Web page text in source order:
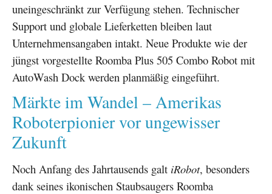
uneingeschränkt zur Verfügung stehen. Technischer
Support und globale Lieferketten bleiben laut
Unternehmensangaben intakt. Neue Produkte wie der
jüngst vorgestellte Roomba Plus 505 Combo Robot mit
AutoWash Dock werden planmäßig eingeführt.
Märkte im Wandel – Amerikas
Roboterpionier vor ungewisser
Zukunft
Noch Anfang des Jahrtausends galt iRobot, besonders
dank seines ikonischen Staubsaugers Roomba